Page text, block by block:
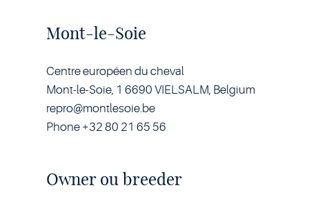
Mont-le-Soie
Centre européen du cheval
Mont-le-Soie, 1 6690 VIELSALM, Belgium
repro@montlesoie.be
Phone +32 80 21 65 56
Owner ou breeder